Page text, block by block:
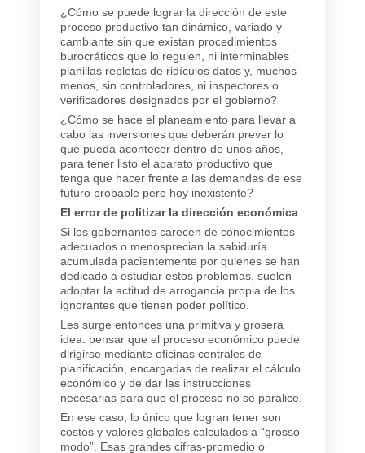
¿Cómo se puede lograr la dirección de este
proceso productivo tan dinámico, variado y
cambiante sin que existan procedimientos
burocráticos que lo regulen, ni interminables
planillas repletas de ridículos datos y, muchos
menos, sin controladores, ni inspectores o
verificadores designados por el gobierno?
¿Cómo se hace el planeamiento para llevar a
cabo las inversiones que deberán prever lo
que pueda acontecer dentro de unos años,
para tener listo el aparato productivo que
tenga que hacer frente a las demandas de ese
futuro probable pero hoy inexistente?
El error de politizar la dirección económica
Si los gobernantes carecen de conocimientos
adecuados o menosprecian la sabiduría
acumulada pacientemente por quienes se han
dedicado a estudiar estos problemas, suelen
adoptar la actitud de arrogancia propia de los
ignorantes que tienen poder político.
Les surge entonces una primitiva y grosera
idea: pensar que el proceso económico puede
dirigirse mediante oficinas centrales de
planificación, encargadas de realizar el cálculo
económico y de dar las instrucciones
necesarias para que el proceso no se paralice.
En ese caso, lo único que logran tener son
costos y valores globales calculados a “grosso
modo”. Esas grandes cifras-promedio o